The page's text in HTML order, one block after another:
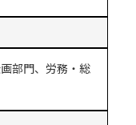
部門、労務・総